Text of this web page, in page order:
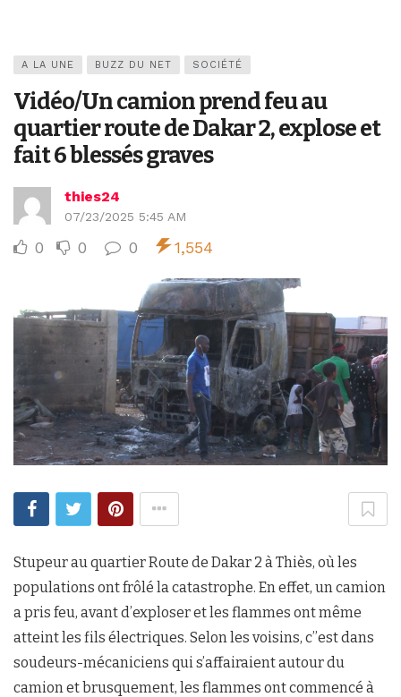
A LA UNE BUZZ DU NET SOCIÉTÉ
Vidéo/Un camion prend feu au
quartier route de Dakar 2, explose et
fait 6 blessés graves
thies24
07/23/2025 5:45 AM
0 0 0 1,554
Stupeur au quartier Route de Dakar 2 à Thiès, où les
populations ont frôlé la catastrophe. En effet, un camion
a pris feu, avant d’exploser et les flammes ont même
atteint les fils électriques. Selon les voisins, c’’est dans
soudeurs-mécaniciens qui s’affairaient autour du
camion et brusquement, les flammes ont commencé à